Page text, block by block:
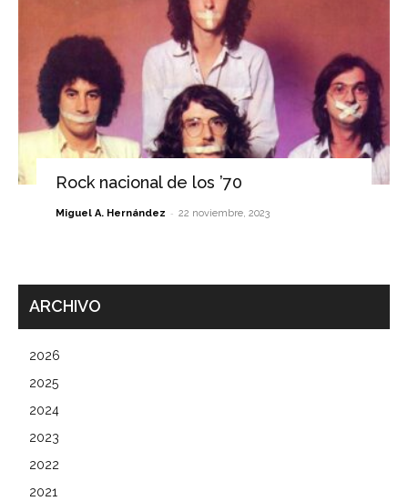
Rock nacional de los ’70
Miguel A. Hernández - 22 noviembre, 2023
ARCHIVO
2026
2025
2024
2023
2022
2021